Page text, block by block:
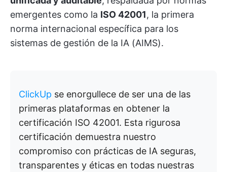
emergentes como la ISO 42001, la primera
norma internacional específica para los
sistemas de gestión de la IA (AIMS).
ClickUp se enorgullece de ser una de las
primeras plataformas en obtener la
certificación ISO 42001. Esta rigurosa
certificación demuestra nuestro
compromiso con prácticas de IA seguras,
transparentes y éticas en todas nuestras